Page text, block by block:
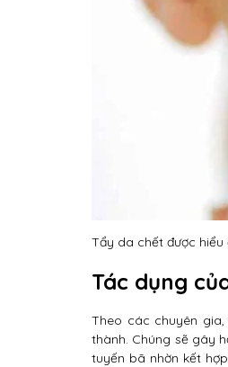
Tẩy da chết được
Tác dụng
Theo các chuyên
thành. Chúng sẽ gây
tuyến bã nhờn kết